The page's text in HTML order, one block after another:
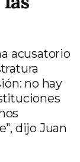
acusatorio
no hay
dijo Juan